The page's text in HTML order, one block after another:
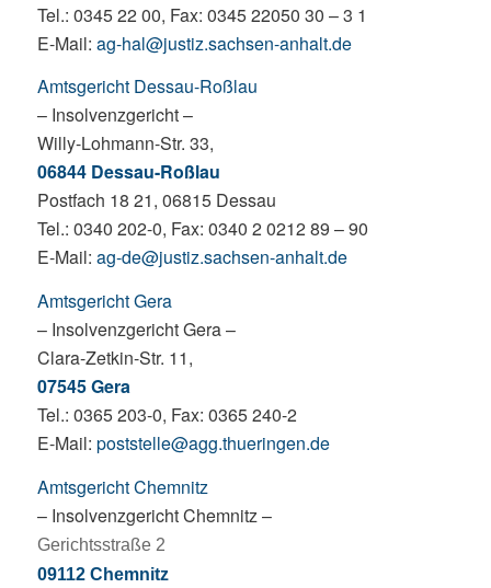
Tel.: 0345 22 00, Fax: 0345 22050 30 – 3 1
E-Mail: ag-hal@justiz.sachsen-anhalt.de
Amtsgericht Dessau-Roßlau
– Insolvenzgericht –
Willy-Lohmann-Str. 33,
06844 Dessau-Roßlau
Postfach 18 21, 06815 Dessau
Tel.: 0340 202-0, Fax: 0340 2 0212 89 – 90
E-Mail: ag-de@justiz.sachsen-anhalt.de
Amtsgericht Gera
– Insolvenzgericht Gera –
Clara-Zetkin-Str. 11,
07545 Gera
Tel.: 0365 203-0, Fax: 0365 240-2
E-Mail: poststelle@agg.thueringen.de
Amtsgericht Chemnitz
– Insolvenzgericht Chemnitz –
Gerichtsstraße 2
09112 Chemnitz